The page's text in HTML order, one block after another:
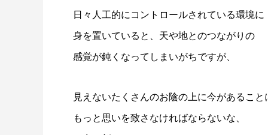
日々人工的にコントロールされている環境に
身を置いていると、天や地とのつながりの
感覚が鈍くなってしまいがちですが、
見えないたくさんのお陰の上に今があること
もっと思いを致さなければならないな、